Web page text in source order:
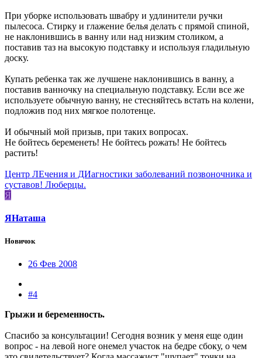
При уборке использовать швабру и удлинители ручки
пылесоса. Стирку и глажение белья делать с прямой спиной,
не наклонившись в ванну или над низким столиком, а
поставив таз на высокую подставку и используя гладильную
доску.
Купать ребенка так же лучшене наклонившись в ванну, а
поставив ванночку на специальную подставку. Если все же
используете обычную ванну, не стесняйтесь встать на колени,
подложив под них мягкое полотенце.
И обычный мой призыв, при таких вопросах.
Не бойтесь беременеть! Не бойтесь рожать! Не бойтесь
растить!
Центр ЛЕчения и ДИагностики заболеваний позвоночника и
суставов! Люберцы.
Я
ЯНаташа
Новичок
26 Фев 2008
#4
Грыжи и беременность.
Спасибо за консультации! Сегодня возник у меня еще один
вопрос - на левой ноге онемел участок на бедре сбоку, о чем